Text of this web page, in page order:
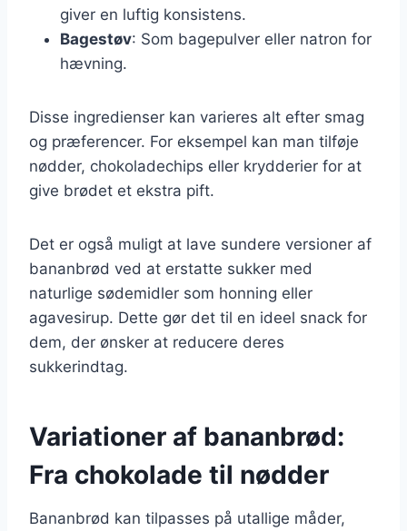
giver en luftig konsistens.
Bagestøv: Som bagepulver eller natron for
hævning.
Disse ingredienser kan varieres alt efter smag
og præferencer. For eksempel kan man tilføje
nødder, chokoladechips eller krydderier for at
give brødet et ekstra pift.
Det er også muligt at lave sundere versioner af
bananbrød ved at erstatte sukker med
naturlige sødemidler som honning eller
agavesirup. Dette gør det til en ideel snack for
dem, der ønsker at reducere deres
sukkerindtag.
Variationer af bananbrød:
Fra chokolade til nødder
Bananbrød kan tilpasses på utallige måder,